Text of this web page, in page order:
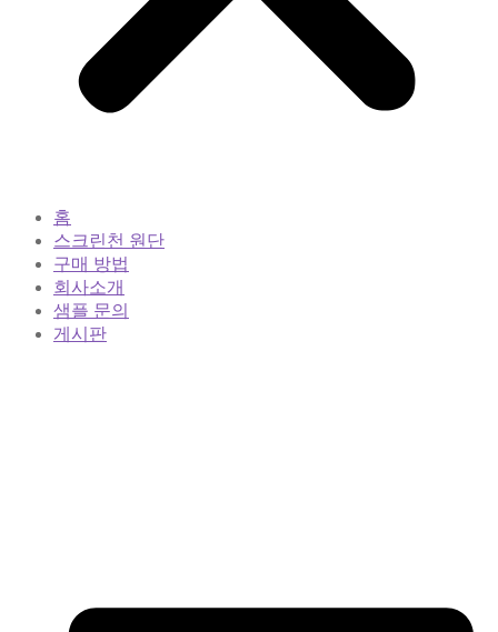
홈
스크린천 원단
구매 방법
회사소개
샘플 문의
게시판